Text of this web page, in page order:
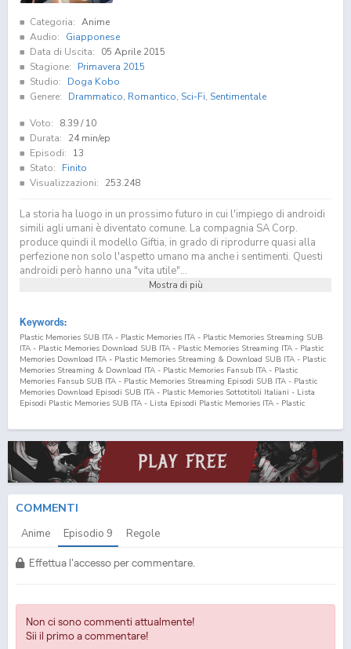
Categoria: Anime
Audio:
Giapponese
Data di Uscita:
05 Aprile 2015
Stagione:
Primavera 2015
Studio:
Doga Kobo
Genere:
Drammatico, Romantico, Sci-Fi, Sentimentale
Voto: 8.39/ 10
Durata:
24 min/ep
Episodi:
13
Stato:
Finito
Visualizzazioni:
253.248
La storia ha luogo in un prossimo futuro in cui l'impiego di androidi
simili agli umani è diventato comune. La compagnia SA Corp.
produce quindi il modello Giftia, in grado di riprodurre quasi alla
perfezione non solo l'aspetto umano ma anche i sentimenti. Questi
androidi però hanno una "vita utile"...
Mostra di più
Keywords:
Plastic Memories SUB ITA - Plastic Memories ITA - Plastic Memories Streaming SUB
ITA - Plastic Memories Download SUB ITA - Plastic Memories Streaming ITA - Plastic
Memories Download ITA - Plastic Memories Streaming & Download SUB ITA - Plastic
Memories Streaming & Download ITA - Plastic Memories Fansub ITA - Plastic
Memories Fansub SUB ITA - Plastic Memories Streaming Episodi SUB ITA - Plastic
Memories Download Episodi SUB ITA - Plastic Memories Sottotitoli Italiani - Lista
Episodi Plastic Memories SUB ITA - Lista Episodi Plastic Memories ITA - Plastic
COMMENTI
Anime Episodio 9 Regole
Effettua l'accesso per commentare.
Non ci sono commenti attualmente!
Sii il primo a commentare!